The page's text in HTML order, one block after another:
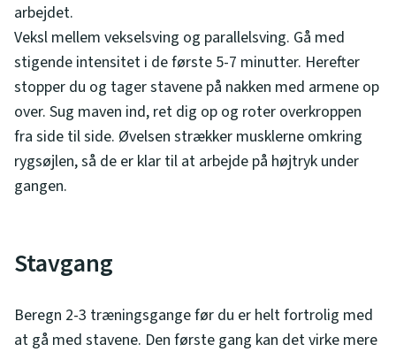
arbejdet.
Veksl mellem vekselsving og parallelsving. Gå med
stigende intensitet i de første 5-7 minutter. Herefter
stopper du og tager stavene på nakken med armene op
over. Sug maven ind, ret dig op og roter overkroppen
fra side til side. Øvelsen strækker musklerne omkring
rygsøjlen, så de er klar til at arbejde på højtryk under
gangen.
Stavgang
Beregn 2-3 træningsgange før du er helt fortrolig med
at gå med stavene. Den første gang kan det virke mere